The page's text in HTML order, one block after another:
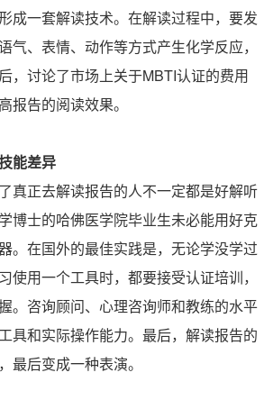
成一套解读技术。在解读过程中，要发
气、表情、动作等方式产生化学反应，
，讨论了市场上关于MBTI认证的费用
报告的阅读效果。
能差异
真正去解读报告的人不一定都是好解听
博士的哈佛医学院毕业生未必能用好克
。在国外的最佳实践是，无论学没学过
使用一个工具时，都要接受认证培训，
。咨询顾问、心理咨询师和教练的水平
具和实际操作能力。最后，解读报告的
最后变成一种表演。